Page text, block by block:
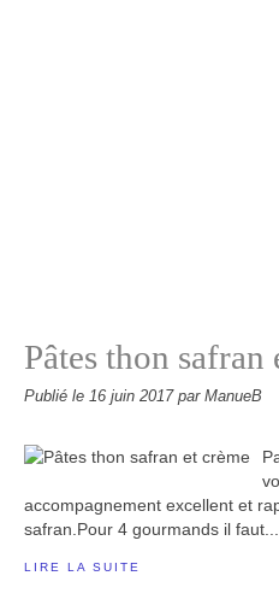
Pâtes thon safran
Publié le 16 juin 2017 par ManueB
accompagnement excellent et
safran.Pour 4 gourmands il faut...
LIRE LA SUITE